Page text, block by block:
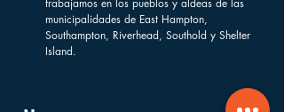
municipalidades de East Hampton,
Southampton, Riverhead, Southold y Shelter
Island.